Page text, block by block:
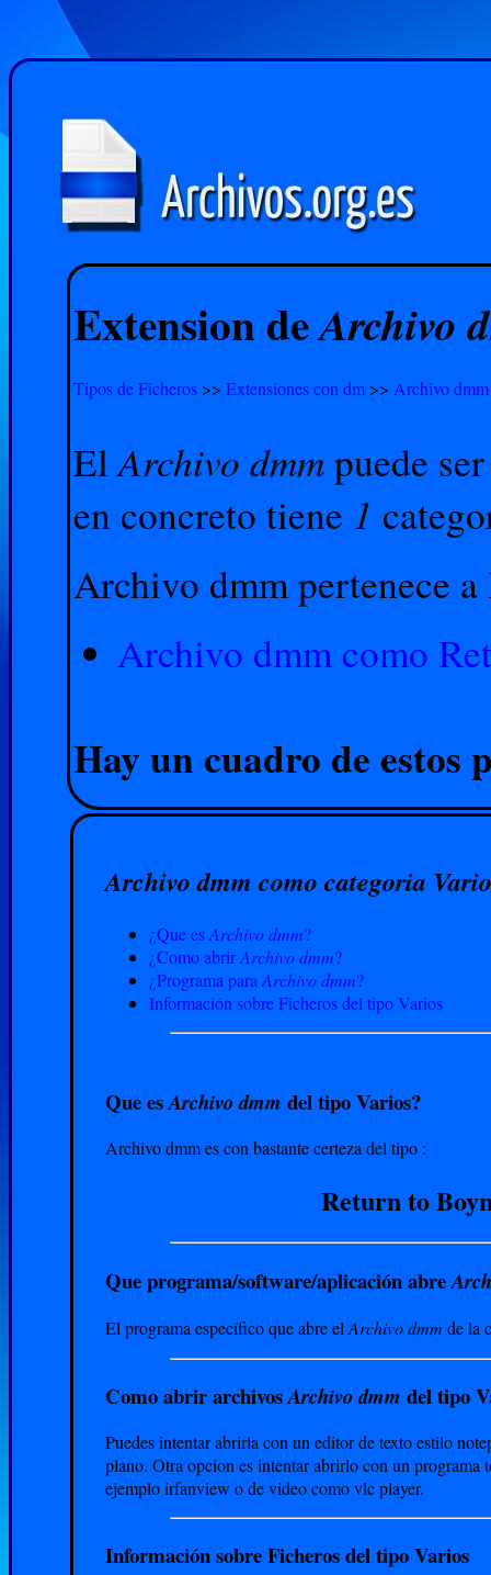
Extension deArchivo
Tipos de Ficheros >> Extensiones con dm >> Archivo dmm
ElArchivo dmmpuede
en concreto tiene 1
Archivo dmm pertenece
Archivo dmm como
Hay un cuadro de estos
Archivo dmm como categoria
¿Que esArchivo dmm?
¿Como abrirArchivo dmm?
¿Programa para Archivo dmm?
Información sobre Ficheros del tipo Varios
Que esArchivo dmm del tipo Varios?
Archivo dmm es con bastante certeza del tipo :
Return to
Que programa/software/aplicación abre
El programa específico que abre el Archivo dmm de la
Como abrir archivosArchivo dmm del tipo
Puedes intentar abrirla con un editor de texto estilo
plano. Otra opcion es intentar abrirlo con un programa
ejemplo irfanview o de video como vlc player.
Información sobre Ficheros del tipo Varios